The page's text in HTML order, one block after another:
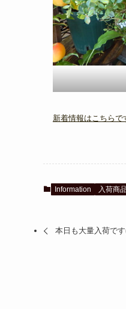
新着情報はこちらで
Information 入荷商
本日も大量入荷で